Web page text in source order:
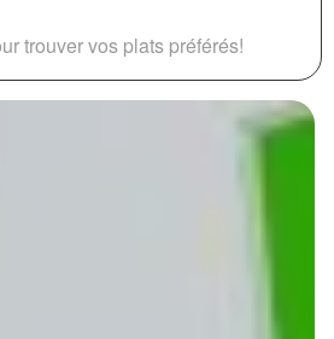
trouver vos plats préférés!